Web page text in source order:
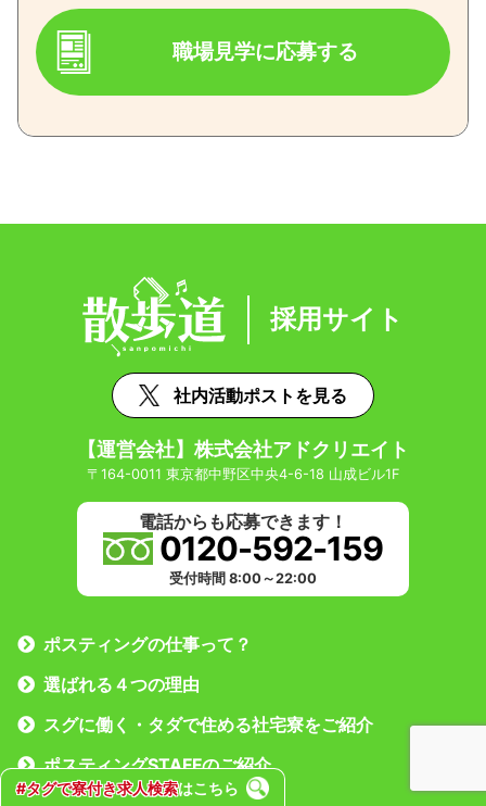
職場見学に応募する
採用サイト
社内活動ポストを見る
【運営会社】株式会社アドクリエイト
〒164-0011 東京都中野区中央4-6-18 山成ビル1F
電話からも応募できます！
0120-592-159
受付時間 8:00～22:00
ポスティングの仕事って？
選ばれる４つの理由
スグに働く・タダで住める社宅寮をご紹介
ポスティングSTAFFのご紹介
#タグで寮付き求人検索はこちら